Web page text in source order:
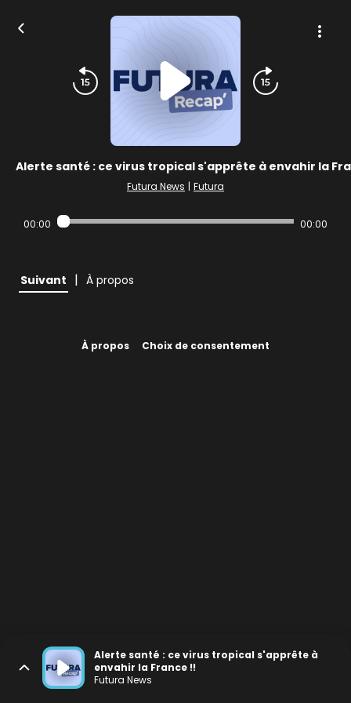
Alerte santé : ce virus tropical s'apprête à envahir la
Futura News | Futura
00:00 00:00
Suivant | À propos
À propos Choix de consentement
Alerte santé : ce virus tropical s'apprête à
envahir la France !!
Futura News